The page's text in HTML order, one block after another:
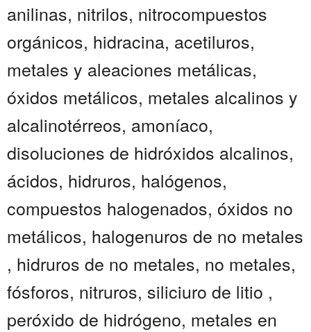
anilinas, nitrilos, nitrocompuestos
orgánicos, hidracina, acetiluros,
metales y aleaciones metálicas,
óxidos metálicos, metales alcalinos y
alcalinotérreos, amoníaco,
disoluciones de hidróxidos alcalinos,
ácidos, hidruros, halógenos,
compuestos halogenados, óxidos no
metálicos, halogenuros de no metales
, hidruros de no metales, no metales,
fósforos, nitruros, siliciuro de litio ,
peróxido de hidrógeno, metales en